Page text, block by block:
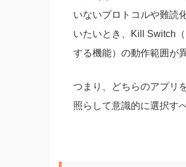
いないプロトコルや難読
いたいとき、Kill Switch
する機能）の動作範囲が
つまり、どちらのアプリ
照らして意識的に選択す